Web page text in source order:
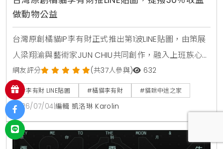
做動物公益
台灣原創橘貓IP李有財正式推出第1波LINE貼圖，由策展
人梁翔渝與藝術家JUN CHIU共同創作，融入上班族心聲
與時事迷因。團隊承諾將貼圖收益扣除成本後的30％，
投入流浪動物公益與貓咪中途之家籌備基金，未來也將
陸續開發實體盲盒公仔與台灣土狗等全新角色。
網友評分 (共37人參與) 632
#李有財 LINE貼圖 #橘貓李有財 #貓咪中途之家
2026/07/04 編輯 凱洛琳 Karolin